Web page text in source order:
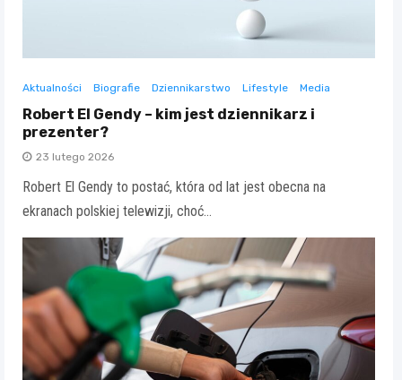
Aktualności Biografie Dziennikarstwo Lifestyle Media
Robert El Gendy – kim jest dziennikarz i
prezenter?
23 lutego 2026
Robert El Gendy to postać, która od lat jest obecna na
ekranach polskiej telewizji, choć…